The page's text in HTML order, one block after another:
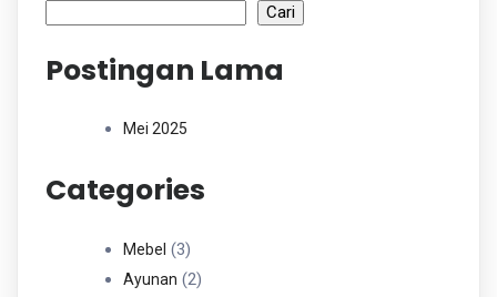
Cari
Postingan Lama
Mei 2025
Categories
Mebel 33
Produk
Ayunan 22